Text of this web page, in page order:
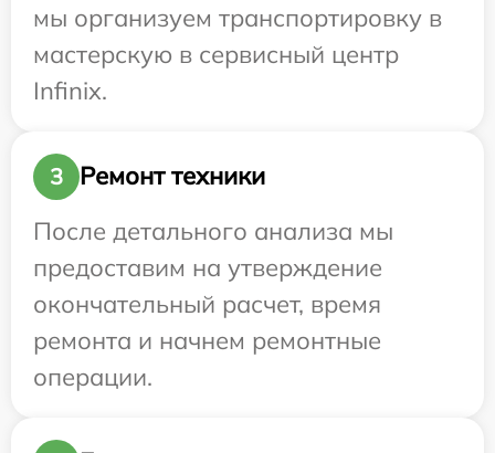
мы организуем транспортировку в
мастерскую в сервисный центр
Infinix.
3
Ремонт техники
После детального анализа мы
предоставим на утверждение
окончательный расчет, время
ремонта и начнем ремонтные
операции.